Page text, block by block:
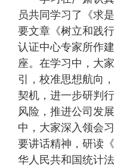
员共同学习了《求
要文章《树立和践
认证中心专家所作
座。在学习中，大
引，校准思想航向
契机，进一步研判
风险，推进公司发
中，大家深入领会
要讲话精神，研读
华人民共和国统计